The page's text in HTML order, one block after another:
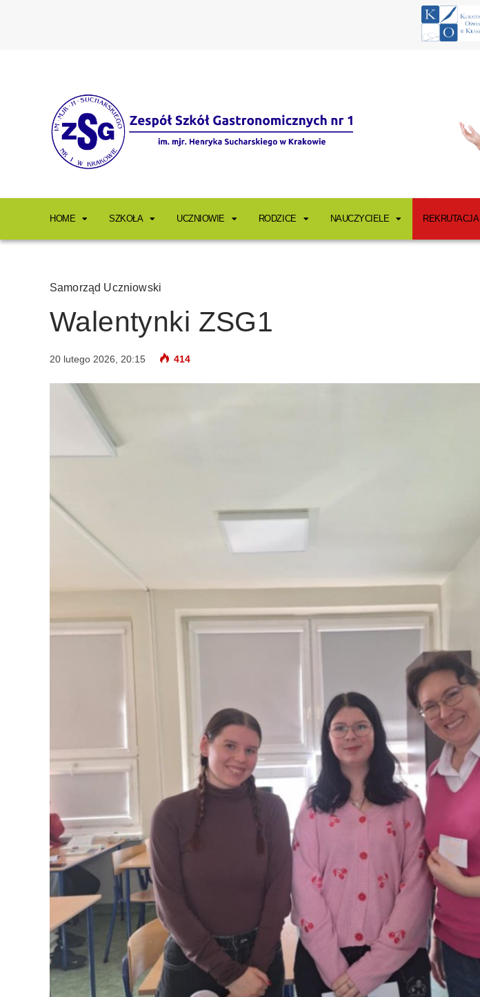
HOME SZKOŁA UCZNIOWIE RODZICE NAUCZYCIELE REKRUTACJA
Samorząd Uczniowski
Walentynki ZSG1
20 lutego 2026, 20:15 414